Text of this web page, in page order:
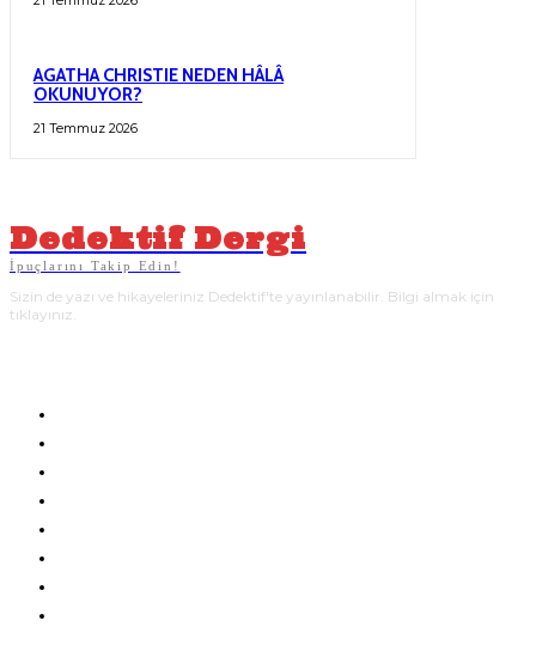
AGATHA CHRISTIE NEDEN HÂLÂ
OKUNUYOR?
21 Temmuz 2026
Dedektif Dergi
İpuçlarını Takip Edin!
Sizin de yazı ve hikayeleriniz Dedektif'te yayınlanabilir. Bilgi almak için
tıklayınız.